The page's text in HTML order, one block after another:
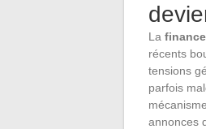
La finance
récents
tensions
parfois
annonces